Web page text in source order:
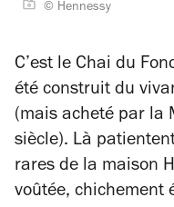
© Hennessy
C’est le Chai du
été construit du
(mais acheté par la
siècle). Là
rares de la maison
voûtée, chichement